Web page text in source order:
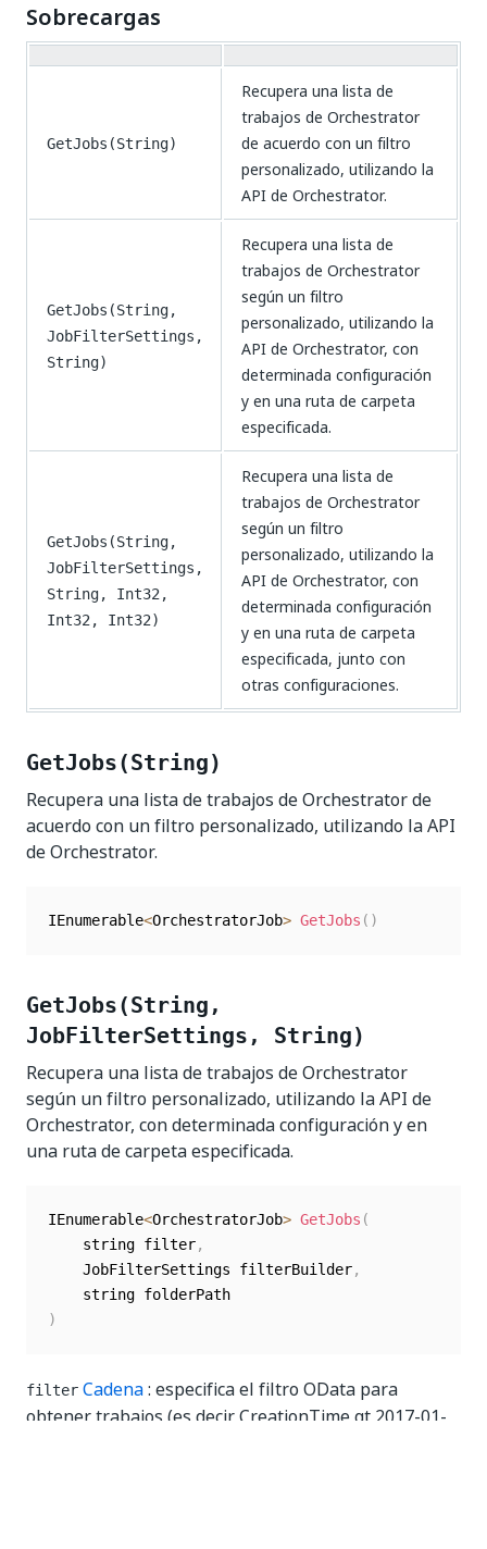
Sobrecargas
GetJobs(String)
Recupera una lista de
trabajos de Orchestrator
de acuerdo con un filtro
personalizado, utilizando la
API de Orchestrator.
GetJobs(String,
JobFilterSettings,
String)
Recupera una lista de
trabajos de Orchestrator
según un filtro
personalizado, utilizando la
API de Orchestrator, con
determinada configuración
y en una ruta de carpeta
especificada.
GetJobs(String,
JobFilterSettings,
String, Int32,
Int32, Int32)
Recupera una lista de
trabajos de Orchestrator
según un filtro
personalizado, utilizando la
API de Orchestrator, con
determinada configuración
y en una ruta de carpeta
especificada, junto con
otras configuraciones.
GetJobs(String)
Recupera una lista de trabajos de Orchestrator de
acuerdo con un filtro personalizado, utilizando la API
de Orchestrator.
IEnumerable<OrchestratorJob> GetJobs ( )
GetJobs(String,
JobFilterSettings, String)
Recupera una lista de trabajos de Orchestrator
según un filtro personalizado, utilizando la API de
Orchestrator, con determinada configuración y en
una ruta de carpeta especificada.
IEnumerable<OrchestratorJob> GetJobs (
    string filter
,
    JobFilterSettings filterBuilder
,
)
filter Cadena: especifica el filtro OData para
obtener trabajos (es decir CreationTime gt 2017-01-